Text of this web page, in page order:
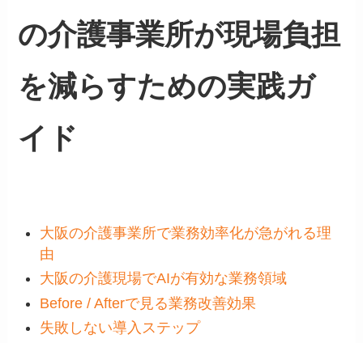
の介護事業所が現場負担
を減らすための実践ガ
イド
大阪の介護事業所で業務効率化が急がれる理
由
大阪の介護現場でAIが有効な業務領域
Before / Afterで見る業務改善効果
失敗しない導入ステップ